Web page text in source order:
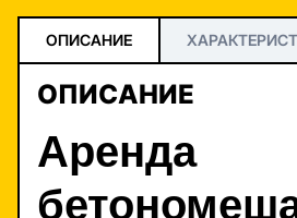
ОПИСАНИЕ
ОПИСАНИЕ
Аренда